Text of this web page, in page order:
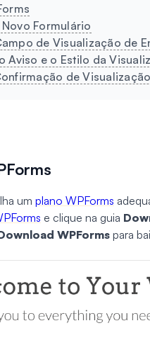
Formulário
de Visualização de
Aviso e o Estilo da
de
um plano WPForms
e clique na guia
WPForms para